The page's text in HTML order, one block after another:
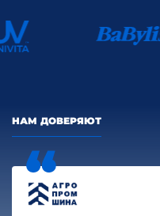
НАМ ДОВЕРЯЮТ